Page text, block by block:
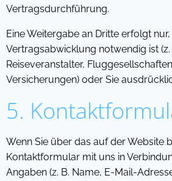
Vertragsdurchführung.
Eine Weitergabe an Dritte erfolgt
Vertragsabwicklung notwendig ist (z.
Reiseveranstalter,
Versicherungen) oder Sie
5.
Wenn Sie über das auf der Website
Kontaktformular mit uns in
Angaben (z. B. Name, E-Mail-